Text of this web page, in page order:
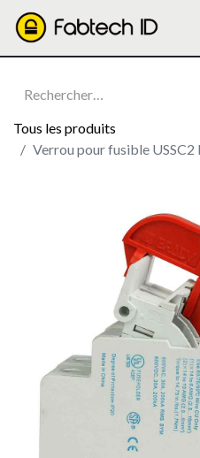
Tous les produits
Verrou pour fusible USSC2